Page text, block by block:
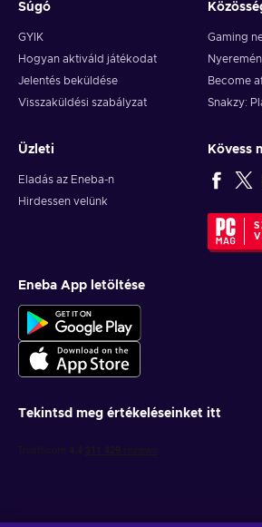
Súgó
GYIK
Hogyan aktiváld játékodat
Jelentés beküldése
Visszaküldési szabályzat
Gaming
Become
Snakzy:
Üzleti
Eladás az Eneba-n
Hirdessen velünk
Kövess
Eneba App letöltése
Tekintsd meg értékeléseinket itt